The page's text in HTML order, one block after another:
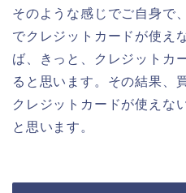
そのような感じでご自身で
でクレジットカードが使え
ば、きっと、クレジットカ
ると思います。その結果、
クレジットカードが使えな
と思います。